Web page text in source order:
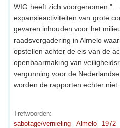
WIG heeft zich voorgenomen
expansieactiviteiten van grote
gevaren inhouden voor het
raadsvergadering in Almelo
opstellen achter de eis van de
openbaarmaking van
vergunning voor de
worden de rapporten echter niet.
Trefwoorden:
sabotage/vernieling
Almelo 1972